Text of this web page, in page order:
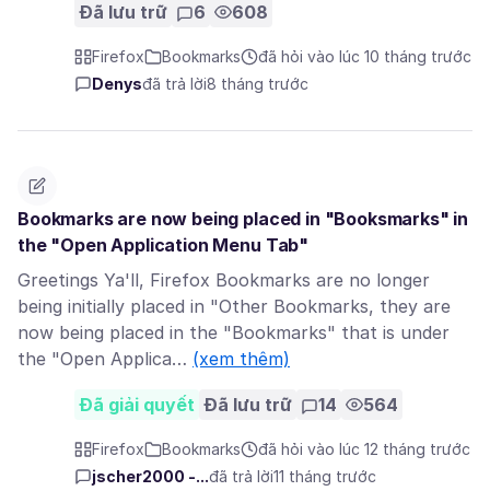
Đã lưu trữ 6 608
Firefox Bookmarks
đã hỏi vào lúc 10 tháng trước
Denysđã trả lời8 tháng trước
Bookmarks are now being placed in "Booksmarks" in
the "Open Application Menu Tab"
Greetings Ya'll, Firefox Bookmarks are no longer
being initially placed in "Other Bookmarks, they are
now being placed in the "Bookmarks" that is under
the "Open Applica… (xem thêm)
Đã giải quyết Đã lưu trữ 14 564
Firefox Bookmarks
đã hỏi vào lúc 12 tháng trước
jscher2000 -...đã trả lời11 tháng trước